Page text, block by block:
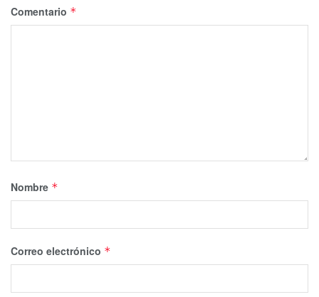
Comentario *
Nombre *
Correo electrónico *